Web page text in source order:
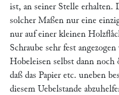
ist, an seiner Stelle erhalten.
solcher Maßen nur eine
nur auf einer kleinen
Schraube sehr fest
Hobeleisen selbst dann noch
daß das Papier etc. uneben
diesem Uebelstande